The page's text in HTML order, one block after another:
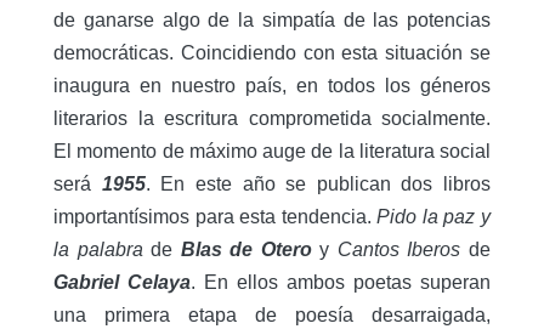
de ganarse algo de la simpatía de las potencias
democráticas. Coincidiendo con esta situación se
inaugura en nuestro país, en todos los géneros
literarios la escritura comprometida socialmente.
El momento de máximo auge de la literatura social
será 1955. En este año se publican dos libros
importantísimos para esta tendencia.Pido la paz y
la palabra de Blas de Oteroy Cantos Iberos de
Gabriel Celaya. En ellos ambos poetas superan
una primera etapa de poesía desarraigada,